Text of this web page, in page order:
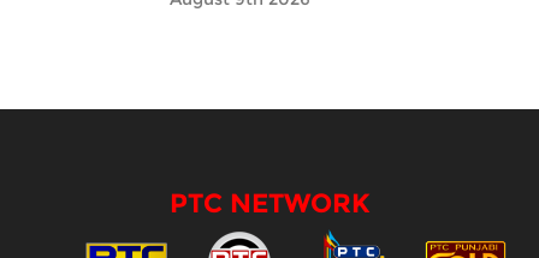
PTC NETWORK